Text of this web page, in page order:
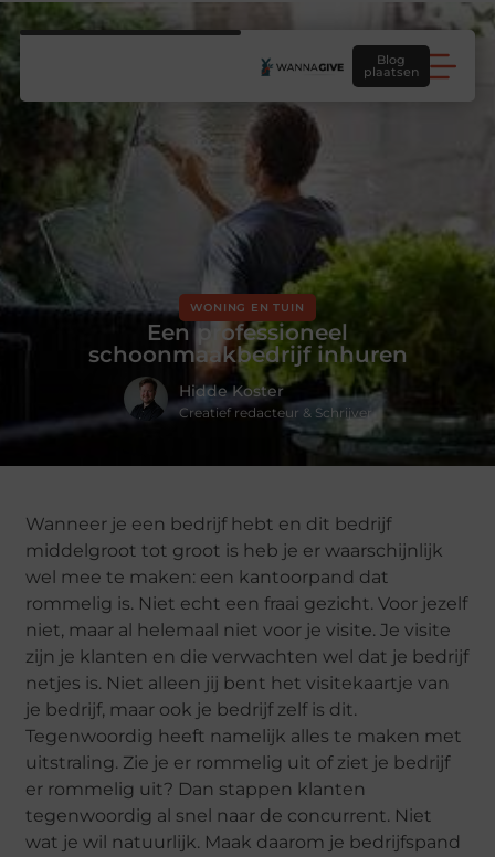
Blog
plaatsen
WONING EN TUIN
Een professioneel
schoonmaakbedrijf inhuren
Hidde Koster
Creatief redacteur & Schrijver
Wanneer je een bedrijf hebt en dit bedrijf
middelgroot tot groot is heb je er waarschijnlijk
wel mee te maken: een kantoorpand dat
rommelig is. Niet echt een fraai gezicht. Voor jezelf
niet, maar al helemaal niet voor je visite. Je visite
zijn je klanten en die verwachten wel dat je bedrijf
netjes is. Niet alleen jij bent het visitekaartje van
je bedrijf, maar ook je bedrijf zelf is dit.
Tegenwoordig heeft namelijk alles te maken met
uitstraling. Zie je er rommelig uit of ziet je bedrijf
er rommelig uit? Dan stappen klanten
tegenwoordig al snel naar de concurrent. Niet
wat je wil natuurlijk. Maak daarom je bedrijfspand